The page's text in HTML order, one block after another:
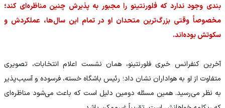
بندی وجود ندارد که فلورنتینو را مجبور به پذیرش چنین مناظره‌ای کند؛
مخصوصاً وقتی بزرگ‌ترین متحدان او در تمام این سال‌ها، عملکردش و
سکوتش بوده‌اند.
آخرین کنفرانس خبری فلورنتینو، همان نشست اعلام انتخابات، تصویری
متفاوت از او به هواداران نشان داد؛ رئیس باشگاه خسته، فرسوده و آسیب‌پذیر
به نظر می‌رسید. همین مسئله دومین دلیل است که باعث می‌شود مناظره‌ای